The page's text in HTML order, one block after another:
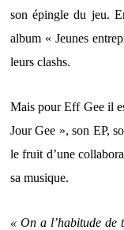
son épingle du jeu.
album « Jeunes
leurs clashs.
Mais pour Eff Gee il
Jour Gee », son EP,
le fruit d’une
sa musique.
« On a l’habitude de